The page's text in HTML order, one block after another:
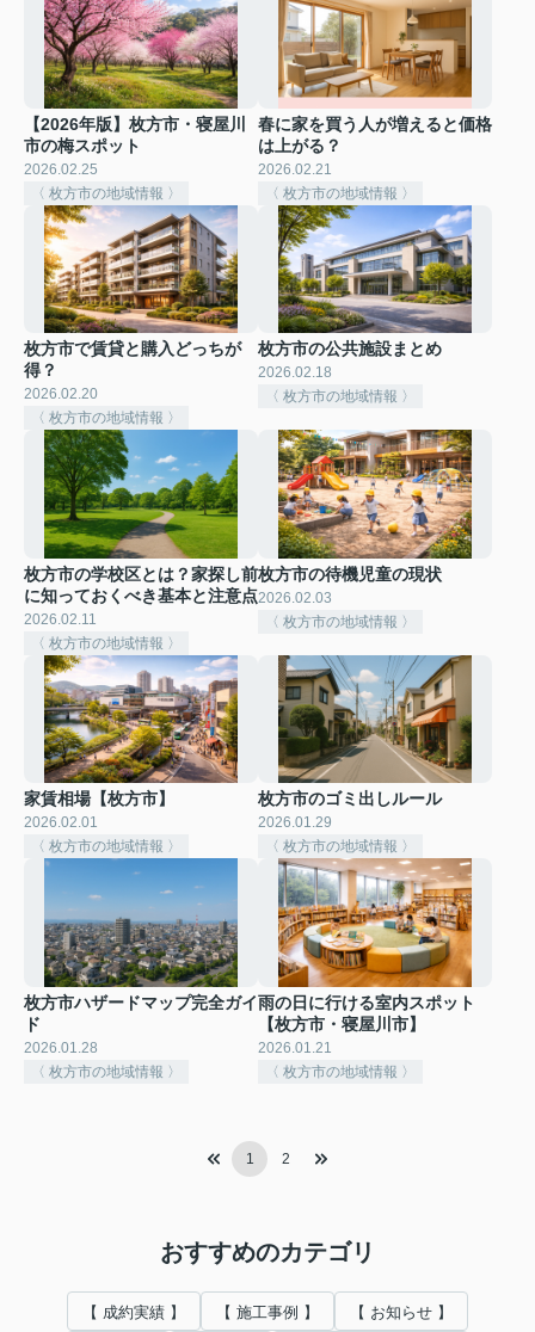
【2026年版】枚方市・寝屋川
市の梅スポット
2026.02.25
〈 枚方市の地域情報 〉
春に家を買う人が増えると価格
は上がる？
2026.02.21
〈 枚方市の地域情報 〉
枚方市で賃貸と購入どっちが
得？
2026.02.20
〈 枚方市の地域情報 〉
枚方市の公共施設まとめ
2026.02.18
〈 枚方市の地域情報 〉
枚方市の学校区とは？家探し前
に知っておくべき基本と注意点
2026.02.11
〈 枚方市の地域情報 〉
枚方市の待機児童の現状
2026.02.03
〈 枚方市の地域情報 〉
家賃相場【枚方市】
2026.02.01
〈 枚方市の地域情報 〉
枚方市のゴミ出しルール
2026.01.29
〈 枚方市の地域情報 〉
枚方市ハザードマップ完全ガイ
ド
2026.01.28
〈 枚方市の地域情報 〉
雨の日に行ける室内スポット
【枚方市・寝屋川市】
2026.01.21
〈 枚方市の地域情報 〉
1 2
おすすめのカテゴリ
【 成約実績 】 【 施工事例 】 【 お知らせ 】